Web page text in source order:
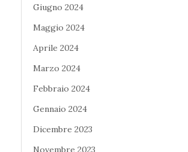
Giugno 2024
Maggio 2024
Aprile 2024
Marzo 2024
Febbraio 2024
Gennaio 2024
Dicembre 2023
Novembre 2023